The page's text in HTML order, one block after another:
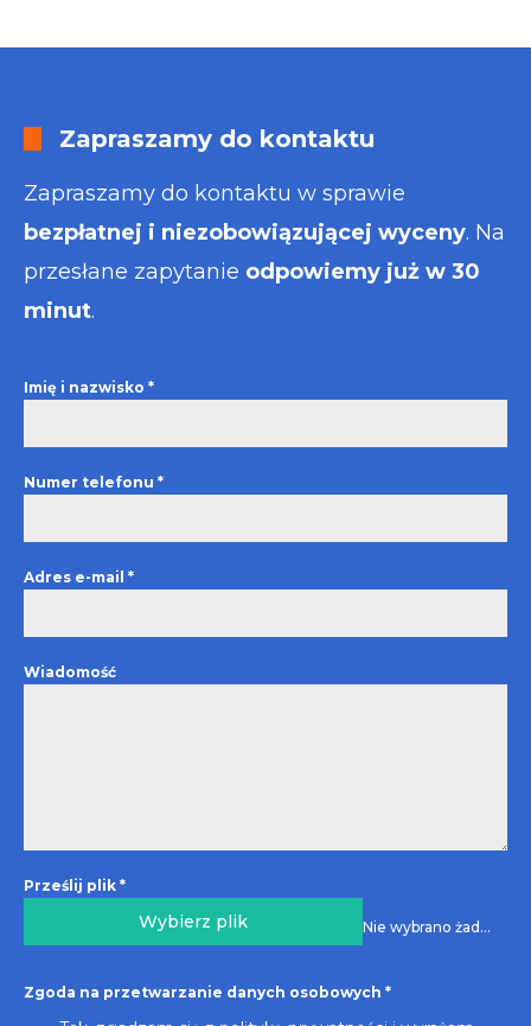
Zapraszamy do kontaktu
Zapraszamy do kontaktu w sprawie
bezpłatnej i niezobowiązującej wyceny. Na
przesłane zapytanie odpowiemy już w 30
minut.
Imię i nazwisko *
Numer telefonu *
Adres e-mail *
Wiadomość
Prześlij plik *
Wybierz plik Nie wybrano żadnego pliku
Zgoda na przetwarzanie danych osobowych *